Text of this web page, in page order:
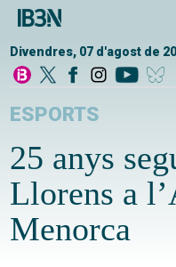
Divendres, 07 d'agost de
ESPORTS
25 anys
Llorens a
Menorca